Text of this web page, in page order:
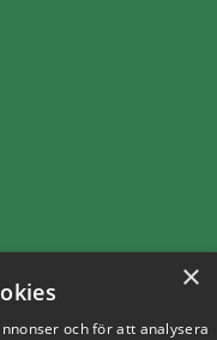
×
och för att analysera